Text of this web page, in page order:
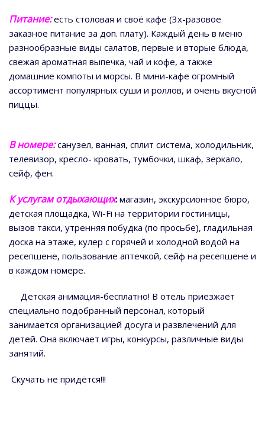
Питание:есть столовая и своё кафе (3х-разовое
заказное питание за доп. плату). Каждый день в меню
разнообразные виды салатов, первые и вторые блюда,
свежая ароматная выпечка, чай и кофе, а также
домашние компоты и морсы. В мини-кафе огромный
ассортимент популярных суши и роллов, и очень вкусной
пиццы.
В номере: санузел, ванная, сплит система, холодильник,
телевизор, кресло- кровать, тумбочки, шкаф, зеркало,
сейф, фен.
К услугам отдыхающих: магазин, экскурсионное бюро,
детская площадка, Wi-Fi на территории гостиницы,
вызов такси, утренняя побудка (по просьбе), гладильная
доска на этаже, кулер с горячей и холодной водой на
ресепшене, пользование аптечкой, сейф на ресепшене и
в каждом номере.
Детская анимация-бесплатно! В отель приезжает
специально подобранный персонал, который
занимается организацией досуга и развлечений для
детей. Она включает игры, конкурсы, различные виды
занятий.
Скучать не придётся!!!